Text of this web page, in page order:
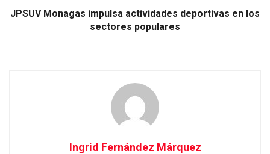
JPSUV Monagas impulsa actividades deportivas en los
sectores populares
Ingrid Fernández Márquez